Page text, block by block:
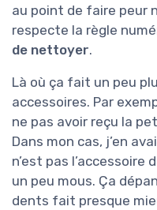
au point de faire peur
respecte la règle
de nettoyer.
Là où ça fait un peu
accessoires. Par
ne pas avoir reçu la
Dans mon cas, j’en
n’est pas l’accessoire
un peu mous. Ça
dents fait presque